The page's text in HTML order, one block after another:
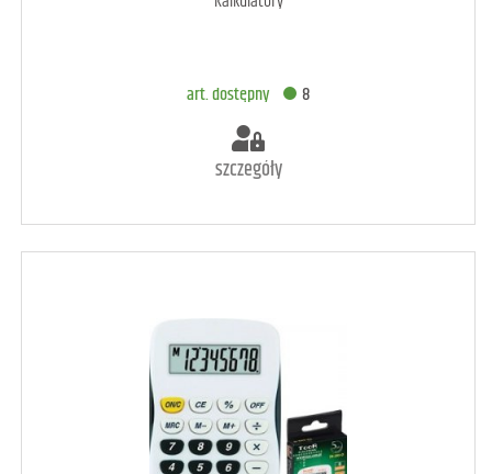
art. dostępny 8
szczegóły